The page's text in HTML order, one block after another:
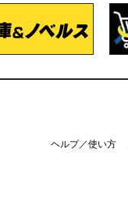
ヘルプ／使い方